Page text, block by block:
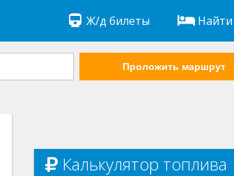
Ж/д билеты
Проложить маршрут
Калькулятор топлива